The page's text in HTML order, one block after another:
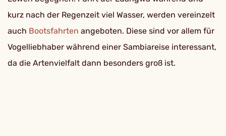
kurz nach der Regenzeit viel Wasser, werden vereinzelt
auch Bootsfahrten angeboten. Diese sind vor allem für
Vogelliebhaber während einer Sambiareise interessant,
da die Artenvielfalt dann besonders groß ist.